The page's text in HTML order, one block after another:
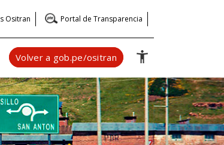
Ositran Portal de Transparencia
Volver a gob.pe/ositran